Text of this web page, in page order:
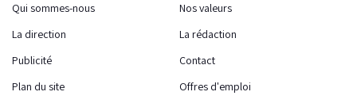
Qui sommes-nous
Nos valeurs
La direction
La rédaction
Publicité
Contact
Plan du site
Offres d'emploi